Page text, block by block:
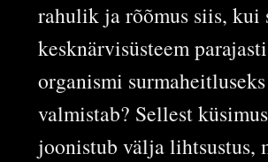
rahulik ja rõõmus siis, kui
kesknärvisüsteem
organismi
valmistab? Sellest
joonistub välja lihtsustus,